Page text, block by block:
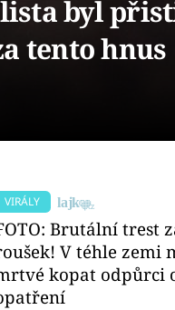
byl
tento hnus
VIRÁLY
Brutální trest
V téhle zemi
kopat odpůrci